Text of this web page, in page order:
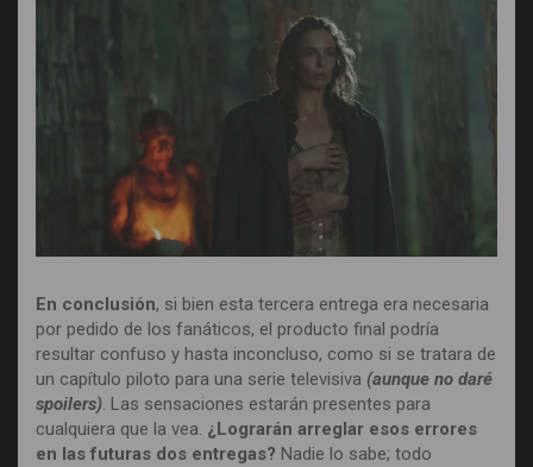
En conclusión, si bien esta tercera entrega era necesaria
por pedido de los fanáticos, el producto final podría
resultar confuso y hasta inconcluso, como si se tratara de
un capítulo piloto para una serie televisiva (aunque no daré
spoilers). Las sensaciones estarán presentes para
cualquiera que la vea. ¿Lograrán arreglar esos errores
en las futuras dos entregas? Nadie lo sabe; todo